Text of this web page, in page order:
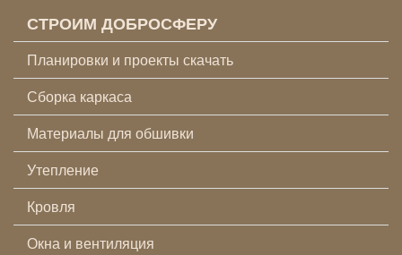
СТРОИМ ДОБРОСФЕРУ
Планировки и проекты скачать
Сборка каркаса
Материалы для обшивки
Утепление
Кровля
Окна и вентиляция